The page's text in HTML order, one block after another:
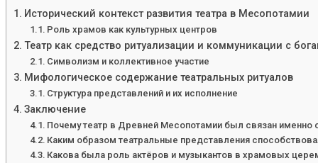
Исторический контекст развития театра в Месопотамии
Роль храмов как культурных центров
Театр как средство ритуализации и коммуникации с
Символизм и коллективное участие
Мифологическое содержание театральных ритуалов
Структура представлений и их исполнение
Заключение
Почему театр в Древней Месопотамии был связан именно
Каким образом театральные представления
Какова была роль актёров и музыкантов в храмовых